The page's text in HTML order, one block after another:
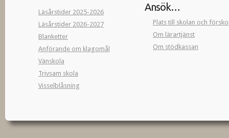
Läsårstider 2025-2026
Läsårstider 2026-2027
Blanketter
Anförande om klagomål
Vänskola
Trivsam skola
Visselblåsning
Ansök…
Plats till skolan och
Om lärartjänst
Om stödkassan